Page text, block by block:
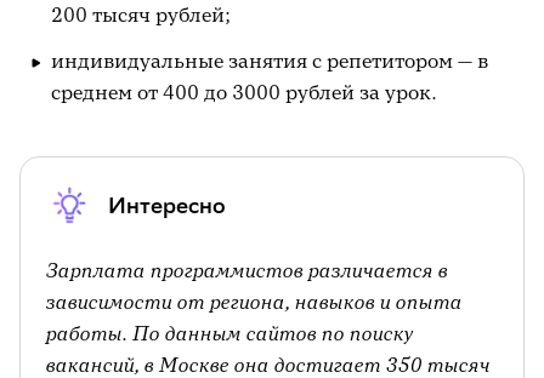
200 тысяч рублей;
индивидуальные занятия с репетитором — в
среднем от 400 до 3000 рублей за урок.
Интересно
Зарплата программистов различается в
зависимости от региона, навыков и опыта
работы. По данным сайтов по поиску
вакансий, в Москве она достигает 350 тысяч